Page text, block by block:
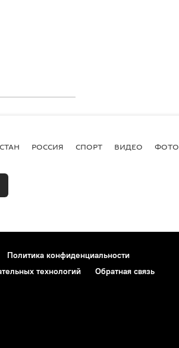
РОССИЯ СПОРТ ВИДЕО ФОТО
Политика конфиденциальности
технологий Обратная связь